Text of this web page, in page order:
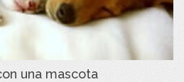
una mascota